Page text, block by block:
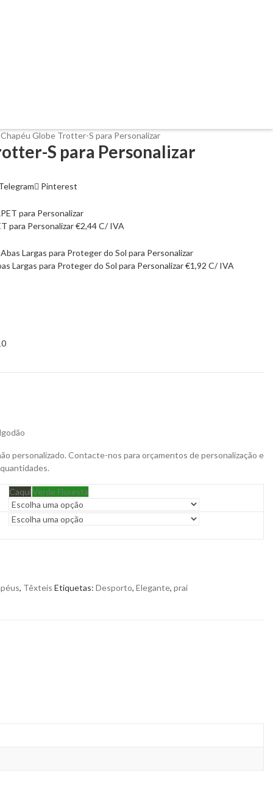
Chapéu Globe Trotter-S para Personalizar
S para Personalizar
Pinterest
para Personalizar€2,44C/ IVA
Largas para Proteger do Sol para Personalizar€1,92 C/ IVA
personalizado. Contacte-nos para orçamentos de personalização e
CaquiVerde Floresta
, Têxteis Etiquetas: Desporto, Elegante, prai